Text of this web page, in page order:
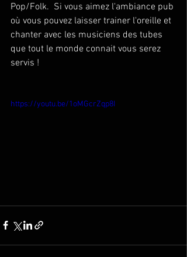
Pop/Folk.  Si vous aimez l'ambiance pub
où vous pouvez laisser trainer l'oreille et
chanter avec les musiciens des tubes
que tout le monde connait vous serez
servis !
https://youtu.be/1oMGcrZqp8I